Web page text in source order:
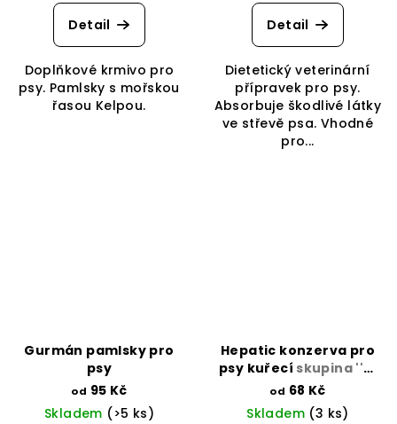
Detail
Doplňkové krmivo pro
psy. Pamlsky s mořskou
řasou Kelpou.
Detail
Dietetický veterinární
přípravek pro psy.
Absorbuje škodlivé látky
ve střevě psa. Vhodné
pro...
Gurmán pamlsky pro
psy
od 95 Kč
Skladem (>5 ks)
Hepatic konzerva pro
psy kuřecí skupina ''B,
C, D, E kardiak''
od 68 Kč
Skladem (3 ks)